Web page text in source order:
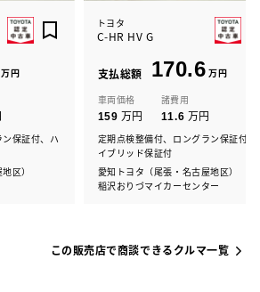
万円
保証付、ハ
区）
トヨタ
C-HR HV G
支払総額 170.6 万円
車両価格
159 万円
諸費用
11.6 万円
定期点検整備付、ロングラン保証付、
イブリッド保証付
愛知トヨタ（尾張・名古屋地区）
稲沢おりづマイカーセンター
この販売店で商談できるクルマ一覧